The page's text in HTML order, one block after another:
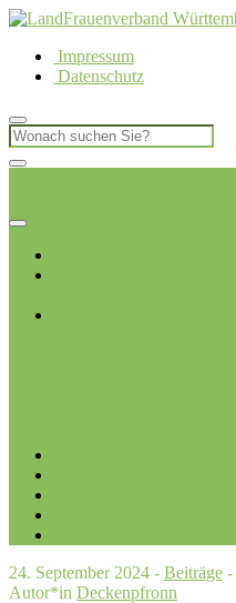
Impressum
Datenschutz
24. September 2024 - Beiträge -
Autor*in Deckenpfronn